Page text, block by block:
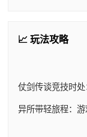
📈 玩法攻略
仗剑传谈竞技时处
异所带轻旅程：